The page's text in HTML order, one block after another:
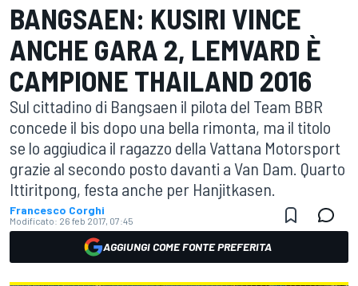
BANGSAEN: KUSIRI VINCE
ANCHE GARA 2, LEMVARD È
CAMPIONE THAILAND 2016
Sul cittadino di Bangsaen il pilota del Team BBR
concede il bis dopo una bella rimonta, ma il titolo
se lo aggiudica il ragazzo della Vattana Motorsport
grazie al secondo posto davanti a Van Dam. Quarto
Ittiritpong, festa anche per Hanjitkasen.
Francesco Corghi
Modificato: 26 feb 2017, 07:45
AGGIUNGI COME FONTE PREFERITA